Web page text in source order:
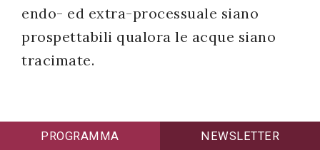
endo- ed extra-processuale siano
prospettabili qualora le acque siano
tracimate.
PROGRAMMA NEWSLETTER